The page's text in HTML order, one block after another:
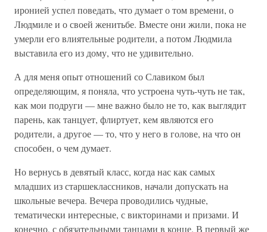
иронией успел поведать, что думает о том времени, о
Людмиле и о своей женитьбе. Вместе они жили, пока не
умерли его влиятельные родители, а потом Людмила
выставила его из дому, что не удивительно.
А для меня опыт отношений со Славиком был
определяющим, я поняла, что устроена чуть-чуть не так,
как мои подруги — мне важно было не то, как выглядит
парень, как танцует, флиртует, кем являются его
родители, а другое — то, что у него в голове, на что он
способен, о чем думает.
Но вернусь в девятый класс, когда нас как самых
младших из старшеклассников, начали допускать на
школьные вечера. Вечера проводились чудные,
тематически интересные, с викторинами и призами. И
конечно, с обязательными танцами в конце. В первый же